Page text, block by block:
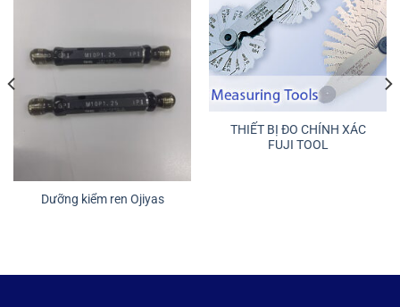
Dưỡng kiểm ren Ojiyas
THIẾT BỊ ĐO CHÍNH XÁC
FUJI TOOL